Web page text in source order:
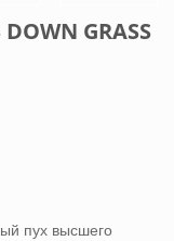
GRASS
пух высшего